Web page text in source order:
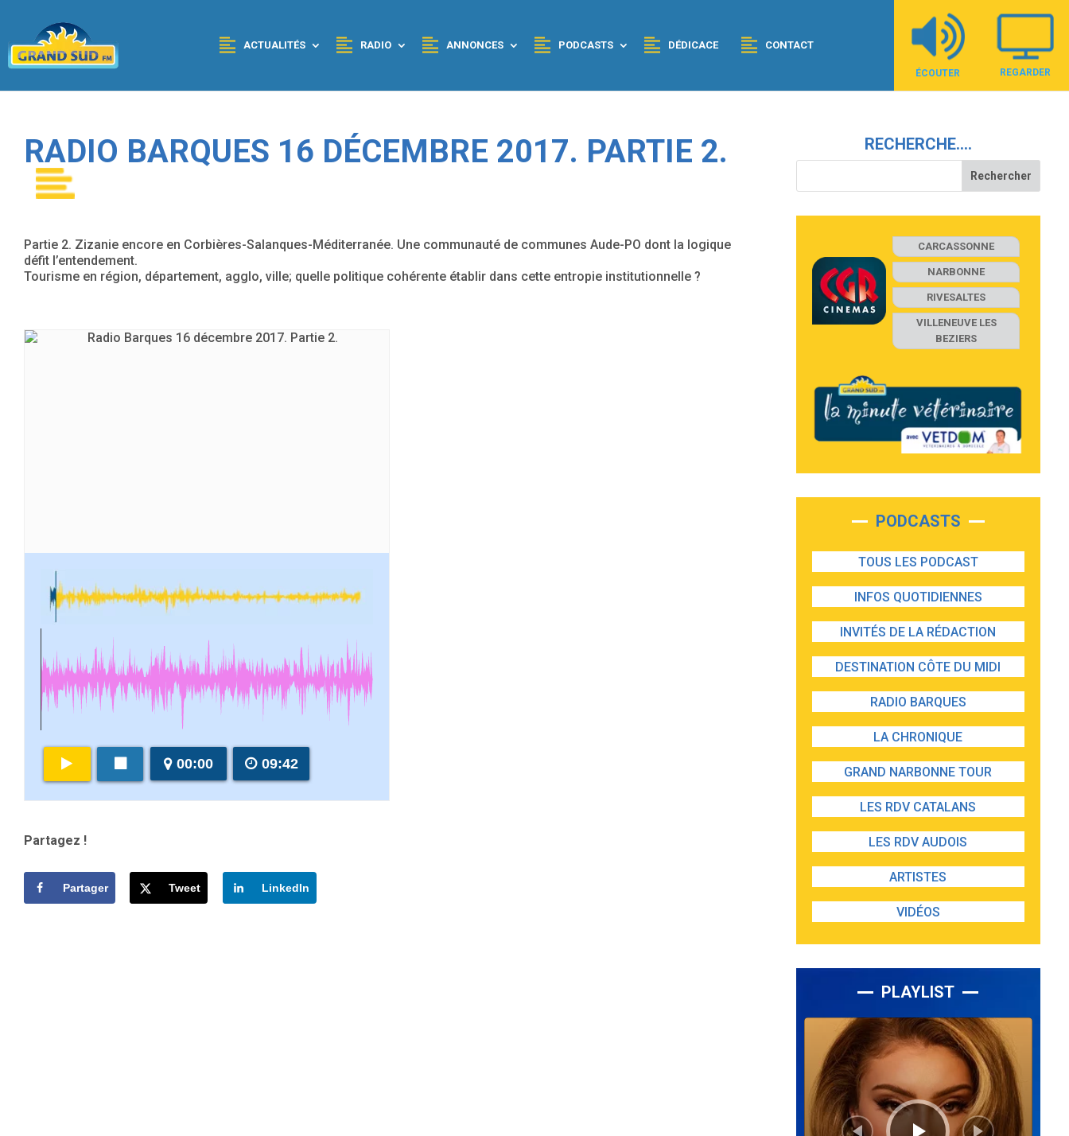
ACTUALITÉS RADIO ANNONCES PODCASTS DÉDICACE CONTACT
ÉCOUTER REGARDER
RADIO BARQUES 16 DÉCEMBRE 2017. PARTIE 2.
Partie 2. Zizanie encore en Corbières-Salanques-Méditerranée. Une communauté de communes Aude-PO dont la logique
défit l’entendement.
Tourisme en région, département, agglo, ville; quelle politique cohérente établir dans cette entropie institutionnelle ?
00:00 09:42
Partagez !
Partager Tweet LinkedIn
RECHERCHE….
CARCASSONNE
NARBONNE
RIVESALTES
VILLENEUVE LES
BEZIERS
PODCASTS
TOUS LES PODCAST
INFOS QUOTIDIENNES
INVITÉS DE LA RÉDACTION
DESTINATION CÔTE DU MIDI
RADIO BARQUES
LA CHRONIQUE
GRAND NARBONNE TOUR
LES RDV CATALANS
LES RDV AUDOIS
ARTISTES
VIDÉOS
PLAYLIST
Lecteur